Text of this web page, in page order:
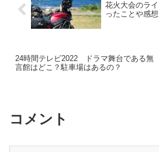
花火大会のラ
ったことや感
24時間テレビ2022 ドラマ舞台である無
言館はどこ？駐車場はあるの？
コメント